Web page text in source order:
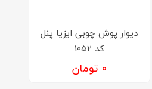
دیوار پوش چوبی ایزیا پنل
کد 1052
۰ تومان